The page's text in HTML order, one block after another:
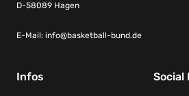
D-58089 Hagen
E-Mail: info@basketball-bund.de
Infos Social